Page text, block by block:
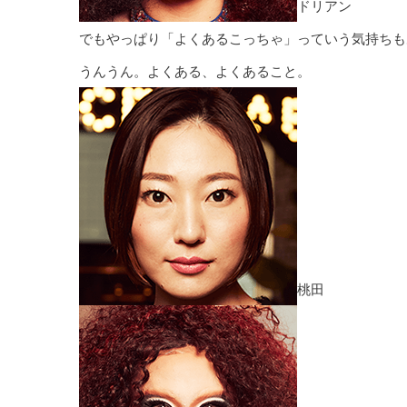
ドリアン
でもやっぱり「よくあるこっちゃ」っていう気持ち
うんうん。よくある、よくあること。
桃田